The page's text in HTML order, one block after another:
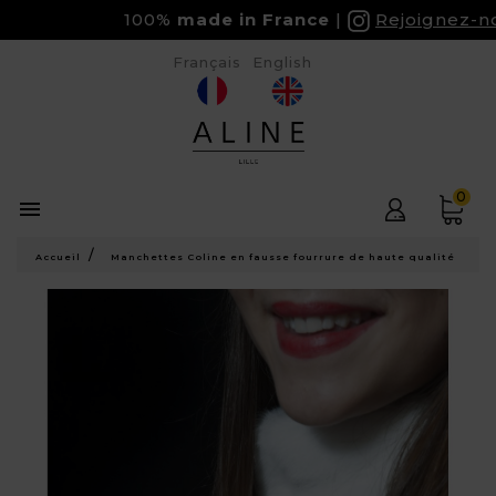
100%made in France Rejoignez-
 0
Français English
Accueil Manchettes Coline en fausse fourrure de haute qualité